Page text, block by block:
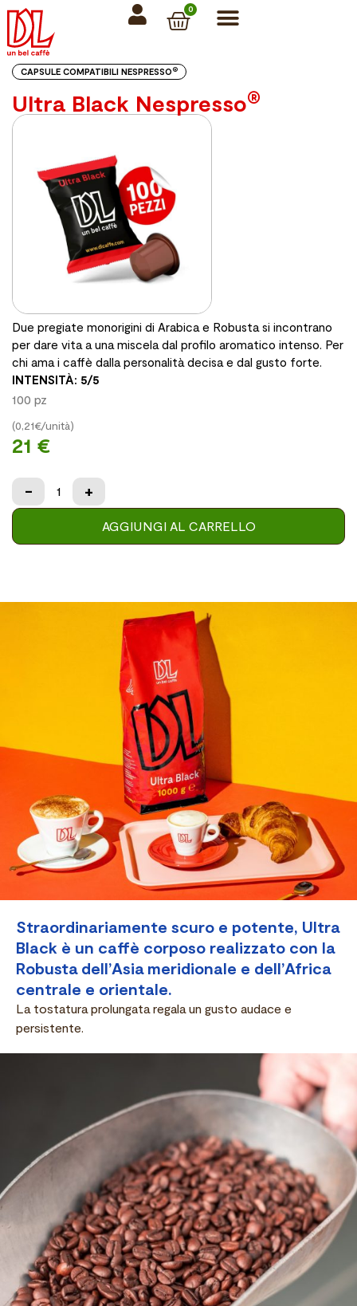
0
Due pregiate monorigini di Arabica e Robusta si incontrano
per dare vita a una miscela dal profilo aromatico intenso. Per
chi ama i caffè dalla personalità decisa e dal gusto forte.
INTENSITÀ: 5/5
100 pz
(0,21€/unità)
21 €
- +
AGGIUNGI AL CARRELLO
CAPSULE COMPATIBILI NESPRESSO ®
Ultra Black Nespresso®
Straordinariamente scuro e potente, Ultra
Black è un caffè corposo realizzato con la
Robusta dell’Asia meridionale e dell’Africa
centrale e orientale.
La tostatura prolungata regala un gusto audace e
persistente.